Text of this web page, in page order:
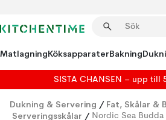
MatlagningKöksapparaterBakning
SISTA CHANSEN – upp till
Dukning & Servering / Fat, Skålar &
Serveringsskålar / Nordic Sea Budda